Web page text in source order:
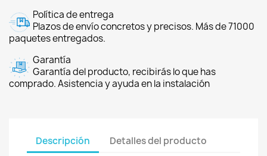
Política de entrega
Plazos de envío concretos y precisos. Más de 71000
paquetes entregados.
Garantía
Garantía del producto, recibirás lo que has
comprado. Asistencia y ayuda en la instalación
Descripción Detalles del producto